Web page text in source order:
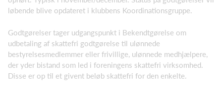
løbende blive opdateret i klubbens Koordinationsgruppe.
Godtgørelser tager udgangspunkt i Bekendtgørelse om
udbetaling af skattefri godtgørelse til ulønnede
bestyrelsesmedlemmer eller frivillige, ulønnede medhjælpere,
der yder bistand som led i foreningens skattefri virksomhed.
Disse er op til et givent beløb skattefri for den enkelte.